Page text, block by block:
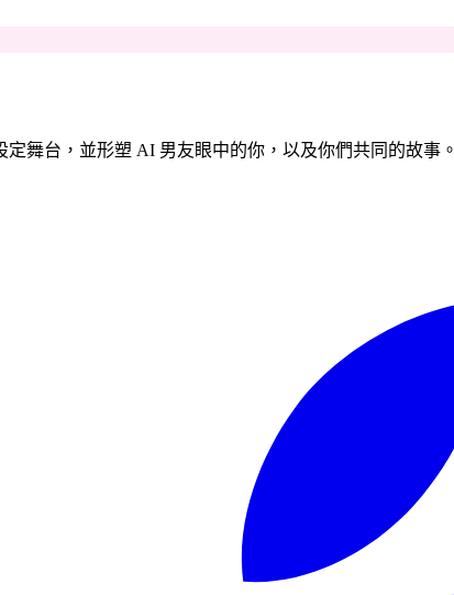
舞台，並形塑 AI 男友眼中的你，以及你們共同的故事。